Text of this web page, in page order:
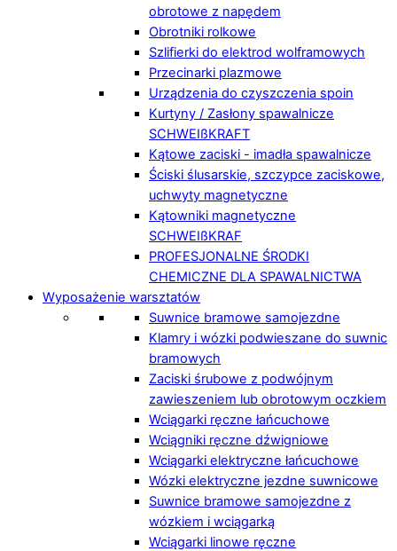
obrotowe z napędem
Obrotniki rolkowe
Szlifierki do elektrod wolframowych
Przecinarki plazmowe
Urządzenia do czyszczenia spoin
Kurtyny / Zasłony spawalnicze
SCHWEIßKRAFT
Kątowe zaciski - imadła spawalnicze
Ściski ślusarskie, szczypce zaciskowe,
uchwyty magnetyczne
Kątowniki magnetyczne
SCHWEIßKRAF
PROFESJONALNE ŚRODKI
CHEMICZNE DLA SPAWALNICTWA
Wyposażenie warsztatów
Suwnice bramowe samojezdne
Klamry i wózki podwieszane do suwnic
bramowych
Zaciski śrubowe z podwójnym
zawieszeniem lub obrotowym oczkiem
Wciągarki ręczne łańcuchowe
Wciągniki ręczne dźwigniowe
Wciągarki elektryczne łańcuchowe
Wózki elektryczne jezdne suwnicowe
Suwnice bramowe samojezdne z
wózkiem i wciągarką
Wciągarki linowe ręczne